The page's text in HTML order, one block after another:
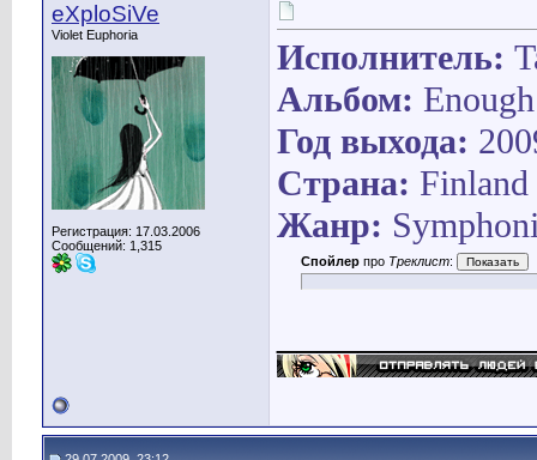
eXploSiVe
Violet Euphoria
Регистрация: 17.03.2006
Сообщений: 1,315
Исполнитель:
Альбом:
Год выхода:
Страна: Finland
Жанр:
Спойлер про Треклист: